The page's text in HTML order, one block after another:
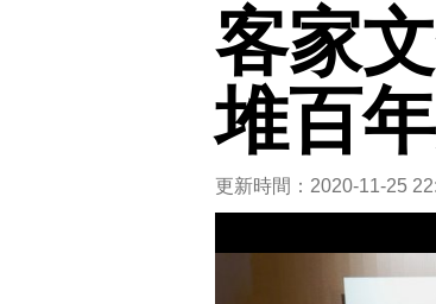
客家
堆百
更新時間：2020-11-25